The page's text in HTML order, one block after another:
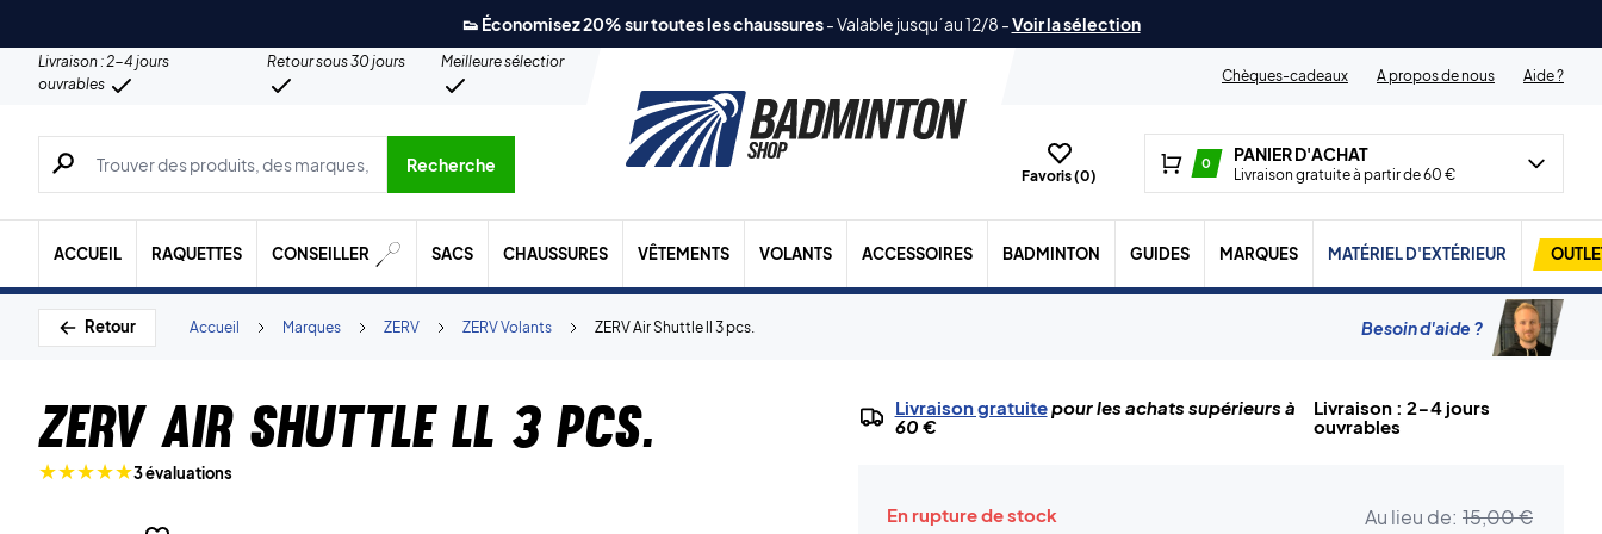
👟 Économisez 20% sur toutes les chaussures-Valable jusqu´au 12/8 -Voir la sélection
Livraison : 2-4 jours
ouvrables
Retour sous 30 jours
Meilleure sélection
Chèques-cadeaux
A propos de nous Aide ?
Recherche de produits, de marques, etc.
Recherche
Favoris (0)
0 PANIER D'ACHAT
Livraison gratuite à partir de 60 €
ACCUEIL RAQUETTES CONSEILLER SACS CHAUSSURES VÊTEMENTS VOLANTS ACCESSOIRES BADMINTON GUIDES MARQUES MATÉRIEL D'EXTÉRIEUR
Retour ZERV Air Shuttle ll 3 pcs.
ZERV Volants
ZERV
Marques
Accueil Besoin d'aide ?
ZERV Air Shuttle ll 3 pcs.
3 évaluations
Livraison gratuitepour les achats supérieurs à
60 €
Livraison : 2-4 jours
ouvrables
En rupture de stock Au lieu de: 15,00 €